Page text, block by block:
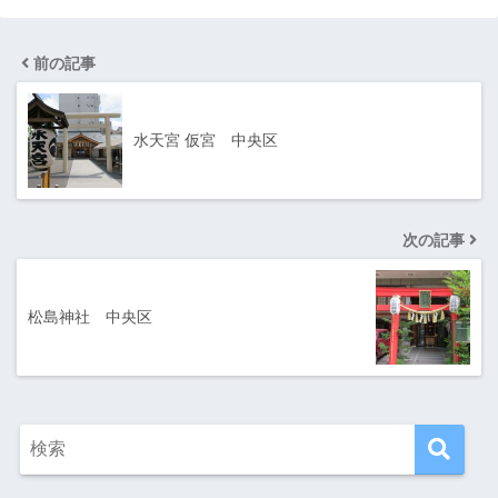
前の記事
水天宮 仮宮 中央区
次の記事
松島神社 中央区